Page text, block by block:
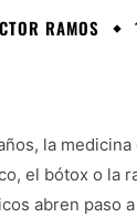
RAMOS
la
el bótox o la
abren paso